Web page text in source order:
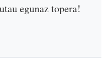
egunaz topera!